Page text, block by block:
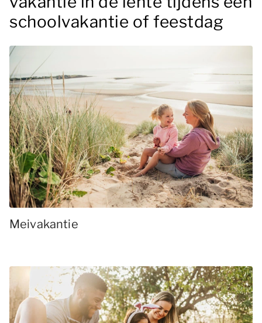
schoolvakantie of feestdag
Meivakantie